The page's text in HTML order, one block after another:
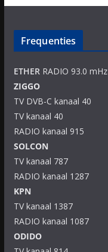
Frequenties
ETHERRADIO 93.0 mHz
ZIGGO
TV DVB-C kanaal 40
TV kanaal 40
RADIO kanaal 915
SOLCON
TV kanaal 787
RADIO kanaal 1287
KPN
TV kanaal 1387
RADIO kanaal 1087
ODIDO